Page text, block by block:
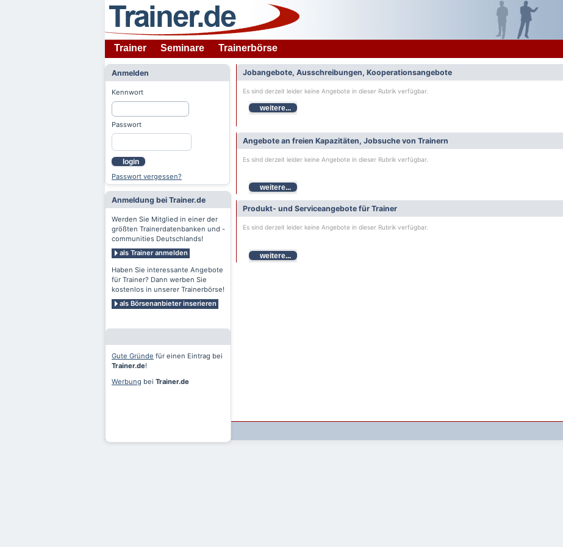
Trainer Seminare Trainerbörse
Anmelden
Kennwort
Passwort
login
Passwort vergessen?
Anmeldung bei Trainer.de
Werden Sie Mitglied in einer der
größten Trainerdatenbanken und -
communities Deutschlands!
als Trainer anmelden
Haben Sie interessante Angebote
für Trainer? Dann werben Sie
kostenlos in unserer Trainerbörse!
als Börsenanbieter inserieren
Gute Gründe für einen Eintrag bei
Trainer.de!
Werbung bei Trainer.de
Jobangebote, Ausschreibungen, Kooperationsangebote
Es sind derzeit leider keine Angebote in dieser Rubrik verfügbar.
weitere...
Angebote an freien Kapazitäten, Jobsuche von Trainern
Es sind derzeit leider keine Angebote in dieser Rubrik verfügbar.
weitere...
Produkt- und Serviceangebote für Trainer
Es sind derzeit leider keine Angebote in dieser Rubrik verfügbar.
weitere...